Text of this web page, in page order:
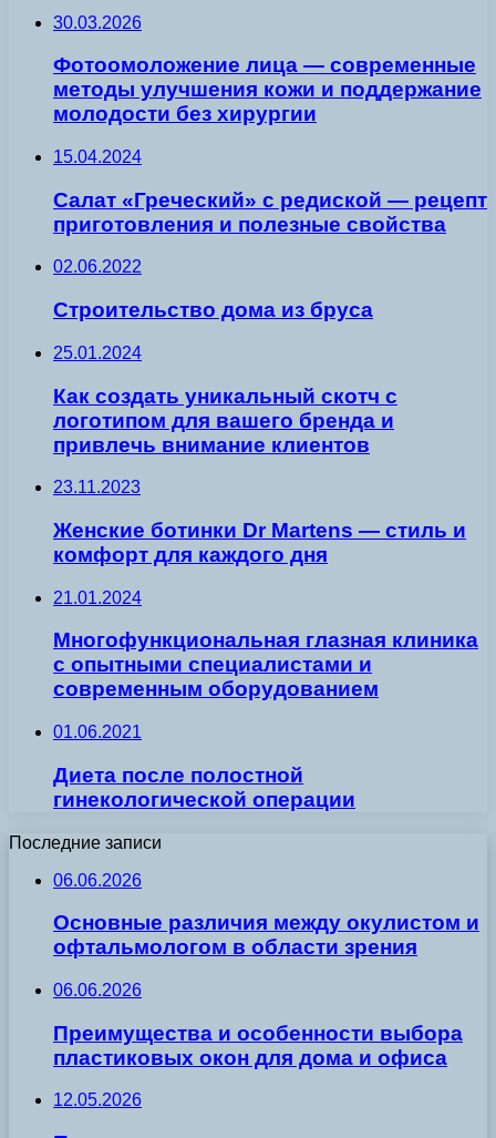
30.03.2026
Фотоомоложение лица — современные
методы улучшения кожи и поддержание
молодости без хирургии
15.04.2024
Салат «Греческий» с редиской — рецепт
приготовления и полезные свойства
02.06.2022
Строительство дома из бруса
25.01.2024
Как создать уникальный скотч с
логотипом для вашего бренда и
привлечь внимание клиентов
23.11.2023
Женские ботинки Dr Martens — стиль и
комфорт для каждого дня
21.01.2024
Многофункциональная глазная клиника
с опытными специалистами и
современным оборудованием
01.06.2021
Диета после полостной
гинекологической операции
Последние записи
06.06.2026
Основные различия между окулистом и
офтальмологом в области зрения
06.06.2026
Преимущества и особенности выбора
пластиковых окон для дома и офиса
12.05.2026